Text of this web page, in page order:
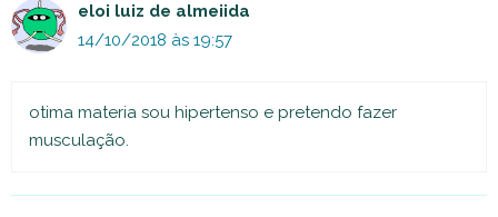
eloi luiz de almeiida
14/10/2018 às 19:57
otima materia sou hipertenso e pretendo fazer
musculação.